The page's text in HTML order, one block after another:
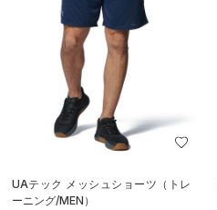
UAテック メッシュショーツ（トレ
ーニング/MEN）